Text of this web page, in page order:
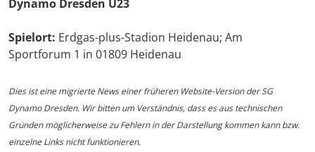
Dynamo Dresden U23
Spielort: Erdgas-plus-Stadion Heidenau; Am
Sportforum 1 in 01809 Heidenau
Dies ist eine migrierte News einer früheren Website-Version der SG
Dynamo Dresden. Wir bitten um Verständnis, dass es aus technischen
Gründen möglicherweise zu Fehlern in der Darstellung kommen kann bzw.
einzelne Links nicht funktionieren.